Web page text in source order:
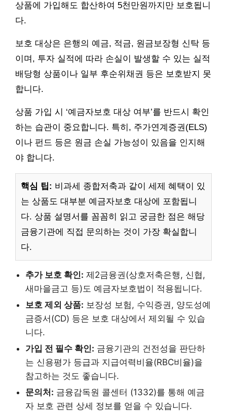
상품에 가입해도 합산하여 5천만원까지만 보호됩니
다.
보호 대상은 은행의 예금, 적금, 원금보장형 신탁 등
이며, 투자 실적에 따라 손실이 발생할 수 있는 실적
배당형 상품이나 일부 후순위채권 등은 보호받지 못
합니다.
상품 가입 시 ‘예금자보호 대상 여부’를 반드시 확인
하는 습관이 중요합니다. 특히, 주가연계증권(ELS)
이나 펀드 등은 원금 손실 가능성이 있음을 인지해
야 합니다.
핵심 팁: 비과세 종합저축과 같이 세제 혜택이 있
는 상품도 대부분 예금자보호 대상에 포함됩니
다. 상품 설명서를 꼼꼼히 읽고 궁금한 점은 해당
금융기관에 직접 문의하는 것이 가장 확실합니
다.
추가 보호 확인: 제2금융권(상호저축은행, 신협,
새마을금고 등)도 예금자보호법이 적용됩니다.
보호 제외 상품: 보장성 보험, 수익증권, 양도성예
금증서(CD) 등은 보호 대상에서 제외될 수 있습
니다.
가입 전 필수 확인: 금융기관의 건전성을 판단하
는 신용평가 등급과 지급여력비율(RBC비율)을
참고하는 것도 좋습니다.
문의처: 금융감독원 콜센터 (1332)를 통해 예금
자 보호 관련 상세 정보를 얻을 수 있습니다.